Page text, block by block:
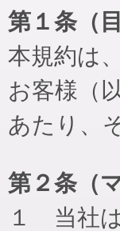
第１条（目
本規約は
お客様（
あたり、
第２条（
１ 当社